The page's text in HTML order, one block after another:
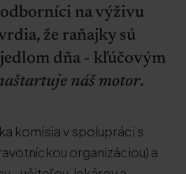
na výživu
že raňajky sú
dňa - kľúčovým
náš motor.
komisia v spolupráci s
organizáciou) a